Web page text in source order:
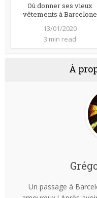
Où donner ses vieux
vêtements à Barcelone
13/01/2020
3 min read
À
Un passage à